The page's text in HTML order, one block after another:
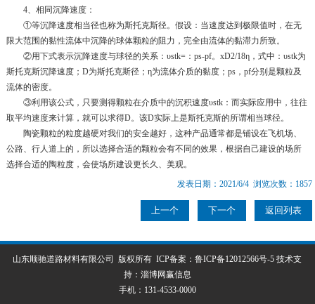
4、相同沉降速度：
①等沉降速度相当径也称为斯托克斯径。假设：当速度达到极限值时，在无
限大范围的黏性流体中沉降的球体颗粒的阻力，完全由流体的黏滞力所致。
②用下式表示沉降速度与球径的关系：υstk=：ps-pf。xD2/18η，式中：υstk为
斯托克斯沉降速度；D为斯托克斯径；η为流体介质的黏度；ps，pf分别是颗粒及
流体的密度。
③利用该公式，只要测得颗粒在介质中的沉积速度υstk：而实际应用中，往往
取平均速度来计算，就可以求得D。该D实际上是斯托克斯的所谓相当球径。
陶瓷颗粒的粒度越硬对我们的安全越好，这种产品通常都是铺设在飞机场、
公路、行人道上的，所以选择合适的颗粒会有不同的效果，根据自己建设的场所
选择合适的陶粒度，会使场所建设更长久、美观。
发表日期：2021/6/4 浏览次数：1857
上一个 下一个 返回列表
山东顺驰道路材料有限公司 版权所有 ICP备案：鲁ICP备12012566号-5 技术支
持： 淄博网赢信息
手机： 131-4533-0000